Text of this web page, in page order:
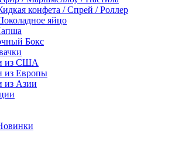
конфета / Спрей / Роллер
яйцо
Бокс
из США
из Европы
из Азии